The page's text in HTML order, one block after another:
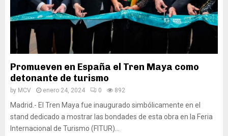
Promueven en España el Tren Maya como
detonante de turismo
by MCV enero 24, 2024 0 892
Madrid.- El Tren Maya fue inaugurado simbólicamente en el
stand dedicado a mostrar las bondades de esta obra en la Feria
Internacional de Turismo (FITUR)...